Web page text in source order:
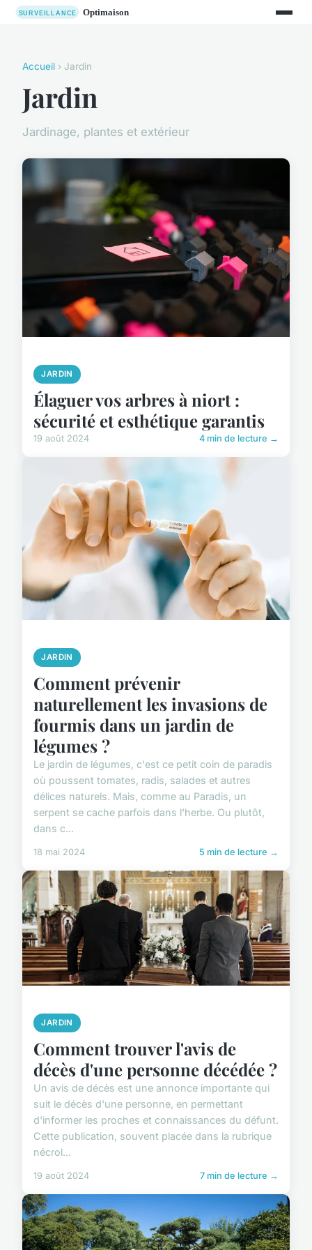
Accueil › Jardin
Jardin
Jardinage, plantes et extérieur
JARDIN
Élaguer vos arbres à niort :
sécurité et esthétique garantis
19 août 2024 4 min de lecture →
JARDIN
Comment prévenir
naturellement les invasions de
fourmis dans un jardin de
légumes ?
Le jardin de légumes, c'est ce petit coin de paradis
où poussent tomates, radis, salades et autres
délices naturels. Mais, comme au Paradis, un
serpent se cache parfois dans l'herbe. Ou plutôt,
dans c...
18 mai 2024 5 min de lecture →
JARDIN
Comment trouver l'avis de
décès d'une personne décédée ?
Un avis de décès est une annonce importante qui
suit le décès d'une personne, en permettant
d'informer les proches et connaissances du défunt.
Cette publication, souvent placée dans la rubrique
nécrol...
19 août 2024 7 min de lecture →